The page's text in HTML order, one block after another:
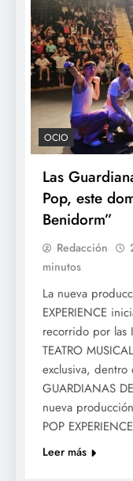
OCIO
Las
Pop, este
Benidorm”
Redacción
minutos
La nueva
EXPERIENCE
recorrido por las
TEATRO
exclusiva,
GUARDIANAS
nueva
POP
Leer más